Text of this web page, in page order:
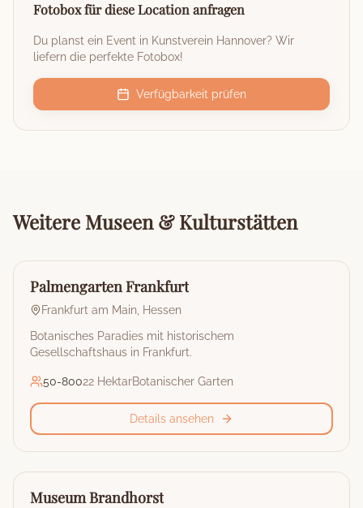
Fotobox für diese Location anfragen
Du planst ein Event in Kunstverein Hannover? Wir
liefern die perfekte Fotobox!
Verfügbarkeit prüfen
Weitere Museen & Kulturstätten
🏰
Museum & Kulturstätte
Palmengarten Frankfurt
Frankfurt am Main Hessen
Botanisches Paradies mit historischem
Gesellschaftshaus in Frankfurt.
50-80022 HektarBotanischer Garten
Details ansehen
🏰
Museum & Kulturstätte
Museum Brandhorst